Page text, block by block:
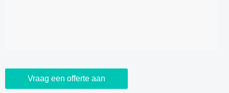
Vraag een offerte aan